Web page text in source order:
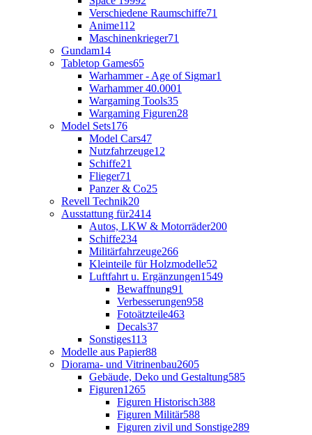
Verschiedene Raumschiffe71
Anime112
Maschinenkrieger71
Gundam14
Tabletop Games65
Warhammer - Age of Sigmar1
Warhammer 40.0001
Wargaming Tools35
Wargaming Figuren28
Model Sets176
Model Cars47
Nutzfahrzeuge12
Schiffe21
Flieger71
Panzer & Co25
Revell Technik20
Ausstattung für2414
Autos, LKW & Motorräder200
Schiffe234
Militärfahrzeuge266
Kleinteile für Holzmodelle52
Luftfahrt u. Ergänzungen1549
Bewaffnung91
Verbesserungen958
Fotoätzteile463
Decals37
Sonstiges113
Modelle aus Papier88
Diorama- und Vitrinenbau2605
Gebäude, Deko und Gestaltung585
Figuren1265
Figuren Historisch388
Figuren Militär588
Figuren zivil und Sonstige289